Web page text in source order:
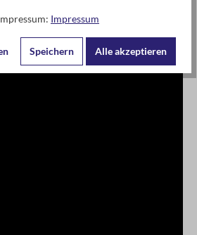
Impressum
Speichern Alle akzeptieren